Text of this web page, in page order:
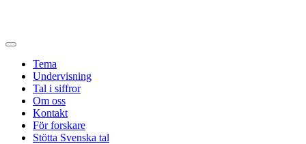
Tema
Undervisning
Tal i siffror
Om oss
Kontakt
För forskare
Stötta Svenska tal